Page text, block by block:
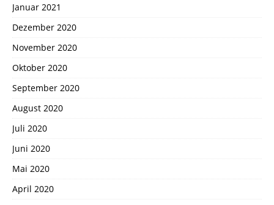
Januar 2021
Dezember 2020
November 2020
Oktober 2020
September 2020
August 2020
Juli 2020
Juni 2020
Mai 2020
April 2020